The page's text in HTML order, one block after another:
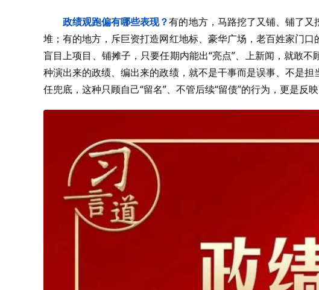
政绩观跑偏有哪些表现？有的地方，马路挖了又铺、铺了
堆；有的地方，斥巨资打造网红地标、豪华广场，老百姓家门
盲目上项目、铺摊子，只要任期内能出“亮点”、上新闻，就敢
种演出来的政绩、编出来的政绩，就不是干事而是误事、不是
任兜底，这种只顾自己“留名”、不管后续“留债”的行为，更是反